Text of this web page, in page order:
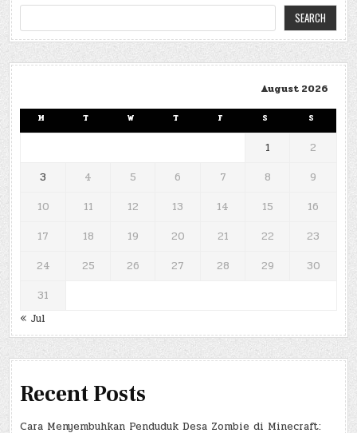
SEARCH
August 2026
M T W T F S S
1
2
3
4 5 6 7 8
9
10
11 12 13 14 15
16
17
18 19 20 21 22
23
24
25 26 27 28 29
30
31
« Jul
Recent Posts
Cara Menyembuhkan Penduduk Desa Zombie di Minecraft: